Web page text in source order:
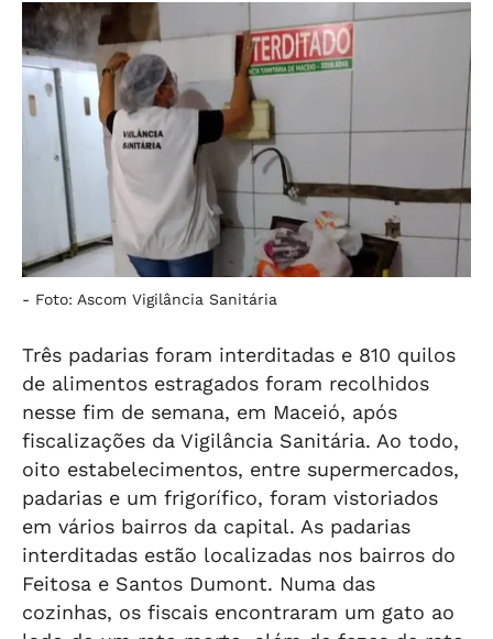
- Foto: Ascom Vigilância Sanitária
Três padarias foram interditadas e 810 quilos
de alimentos estragados foram recolhidos
nesse fim de semana, em Maceió, após
fiscalizações da Vigilância Sanitária. Ao todo,
oito estabelecimentos, entre supermercados,
padarias e um frigorífico, foram vistoriados
em vários bairros da capital. As padarias
interditadas estão localizadas nos bairros do
Feitosa e Santos Dumont. Numa das
cozinhas, os fiscais encontraram um gato ao